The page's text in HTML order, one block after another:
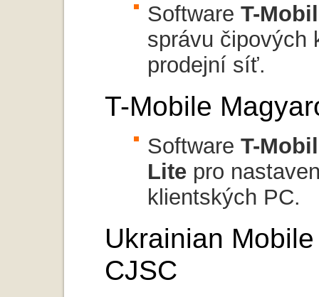
Software T-
správu čipových
prodejní síť.
T-Mobile
Software T-
Lite pro
klientských PC.
Ukrainian
CJSC